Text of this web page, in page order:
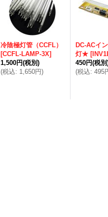
冷陰極灯管（CCFL）
[CCFL-LAMP-3X]
1,500円(税別)
(税込: 1,650円)
DC-ACイ
灯★ [
450円(税別
(税込: 495